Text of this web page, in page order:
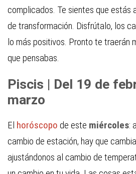
complicados. Te sientes que estás
de transformación. Disfrútalo, los
lo más positivos. Pronto te traerán
que pensabas.
Piscis | Del 19 de
marzo
El horóscopo de este miércoles:
cambio de estación, hay que
ajustándonos al cambio de